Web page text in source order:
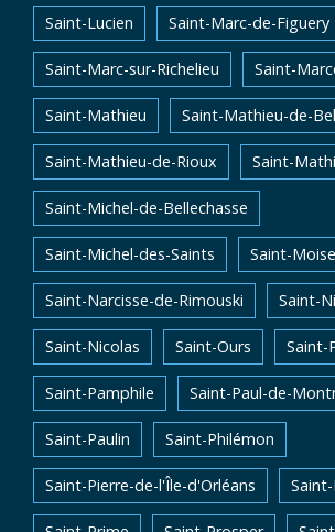
Saint-Lucien Saint-Marc-de-Figuery
Saint-Marc-sur-Richelieu Saint-
Saint-Mathieu Saint-Mathieu-de-
Saint-Mathieu-de-Rioux Saint-
Saint-Michel-de-Bellechasse
Saint-Michel-des-Saints Saint-Moise
Saint-Narcisse-de-Rimouski Saint-
Saint-Nicolas Saint-Ours Saint-
Saint-Pamphile Saint-Paul-de-
Saint-Paulin Saint-Philémon
Saint-Pierre-de-l'Île-d'Orléans